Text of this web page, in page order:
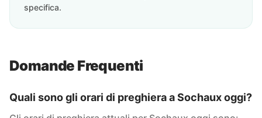
specifica.
Domande Frequenti
Quali sono gli orari di preghiera a Sochaux oggi?